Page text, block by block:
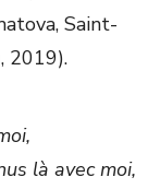
là avec moi,